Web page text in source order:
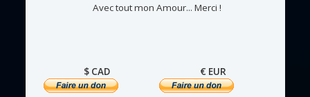
Avec tout mon Amour... Merci !
$ CAD € EUR